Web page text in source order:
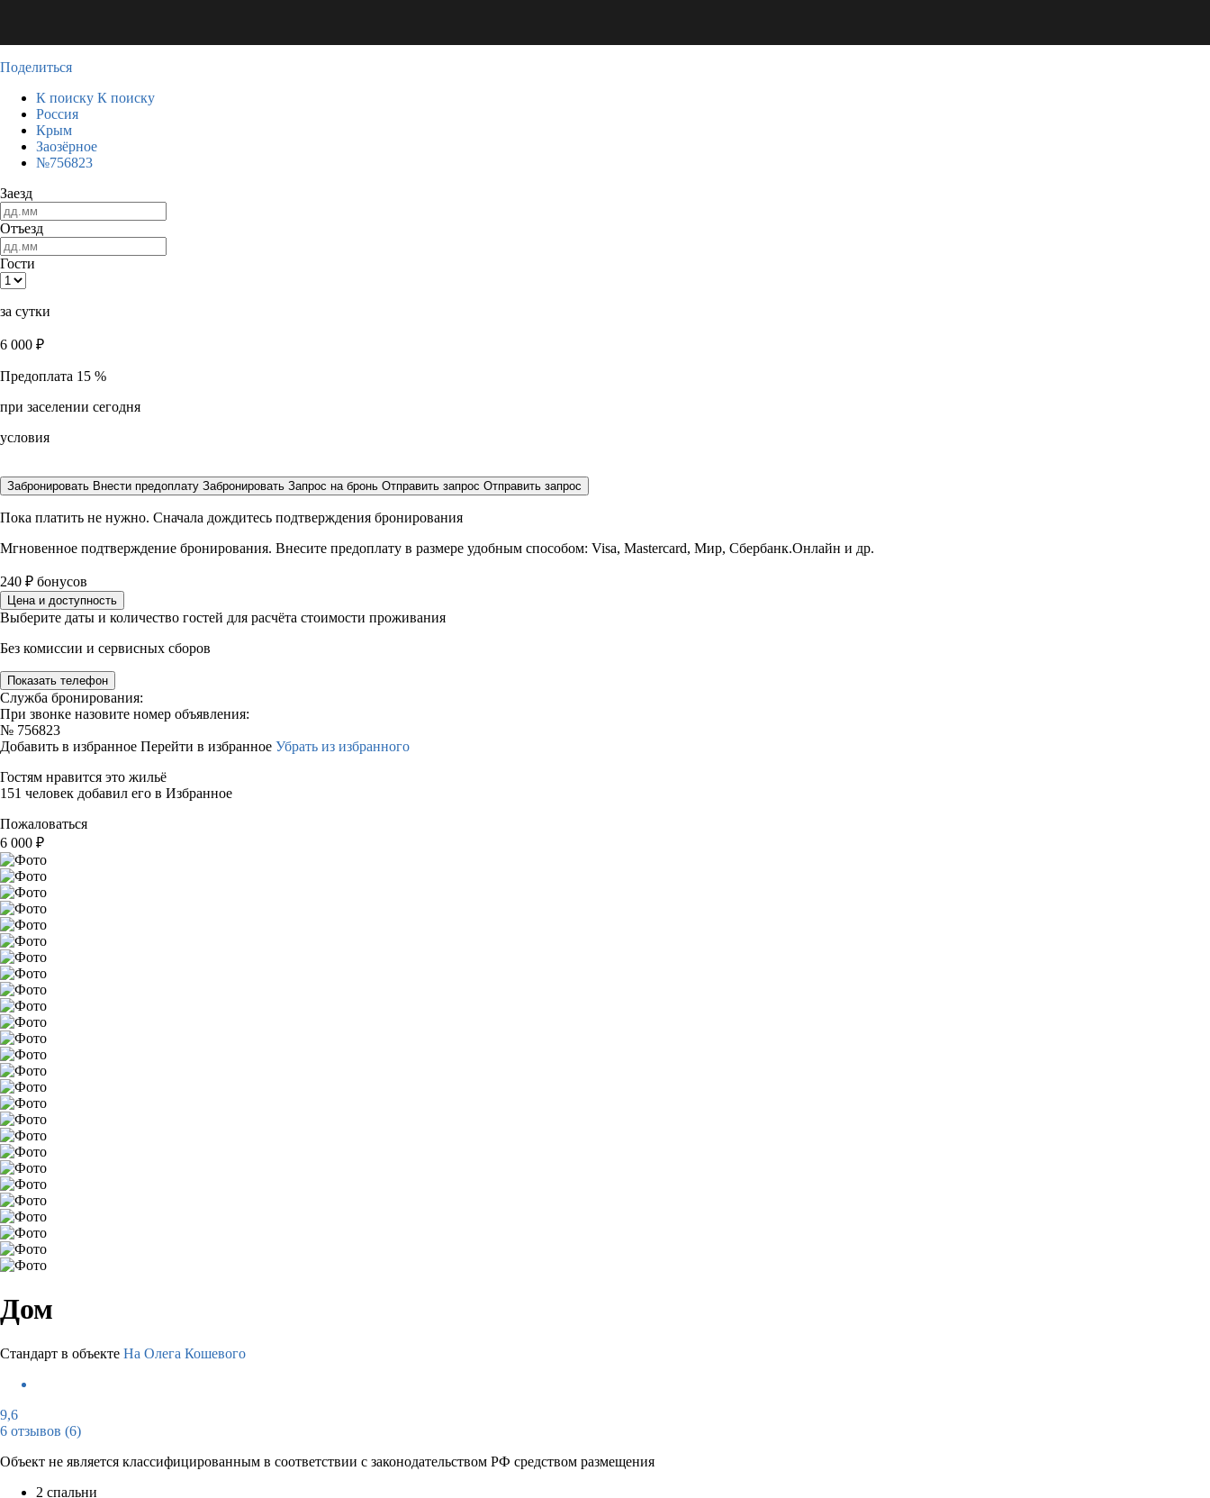
Поделиться
К поиску К поиску
Россия
Крым
Заозёрное
№756823
Заезд
Отъезд
Гости
за сутки
6 000 ₽
Предоплата 15 %
при заселении сегодня
условия
Забронировать Внести предоплату Забронировать Запрос на бронь Отправить запрос Отправить запрос
Пока платить не нужно. Сначала дождитесь подтверждения бронирования
Мгновенное подтверждение бронирования. Внесите предоплату в размере удобным способом: Visa, Mastercard, Мир, Сбербанк.Онлайн и др.
240 ₽ бонусов
Цена и доступность
Выберите даты и количество гостей для расчёта стоимости проживания
Без комиссии и сервисных сборов
Показать телефон
Служба бронирования:
При звонке назовите номер объявления:
№ 756823
Добавить в избранное Перейти в избранное Убрать из избранного
Гостям нравится это жильё
151 человек добавил его в Избранное
Пожаловаться
6 000 ₽
Дом
Стандарт в объекте На Олега Кошевого
9,6
6 отзывов (6)
Объект не является классифицированным в соответствии с законодательством РФ средством размещения
2 спальни